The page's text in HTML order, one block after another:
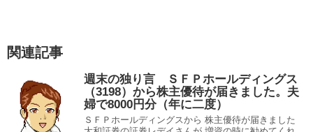
関連記事
週末の独り言 ＳＦＰホールディングス
（3198）から株主優待が届きました。夫
婦で8000円分（年に二度）
ＳＦＰホールディングスから 株主優待が届きました